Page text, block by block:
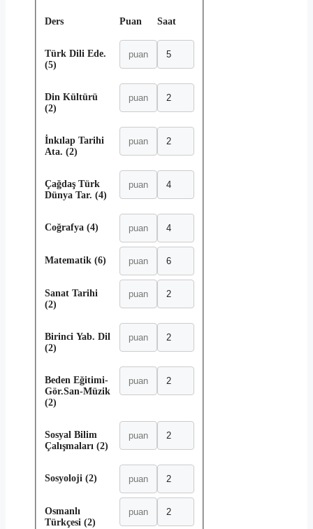
Ders Puan Saat
Türk Dili Ede.
(5)
Din Kültürü
(2)
İnkılap Tarihi
Ata. (2)
Çağdaş Türk
Dünya Tar. (4)
Coğrafya (4)
Matematik (6)
Sanat Tarihi
(2)
Birinci Yab. Dil
(2)
Beden Eğitimi-
Gör.San-Müzik
(2)
Sosyal Bilim
Çalışmaları (2)
Sosyoloji (2)
Osmanlı
Türkçesi (2)